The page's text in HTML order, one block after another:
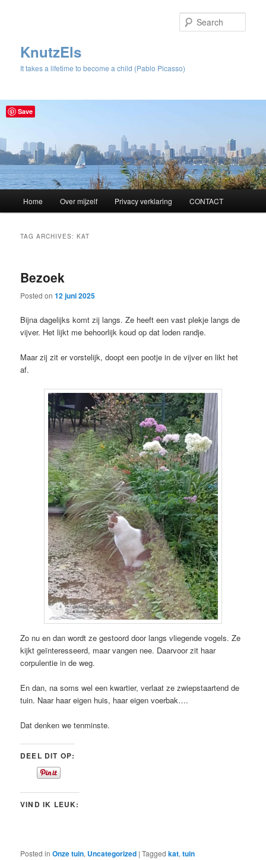
KnutzEls
It takes a lifetime to become a child (Pablo Picasso)
Skip
content
Skip
content
Home Over mijzelf Privacy verklaring CONTACT
TAG ARCHIVES:KAT
Bezoek
Posted on12 juni 2025
Bijna dagelijks komt zij langs. Ze heeft een vast plekje langs de
vijver. Het lijkt me behoorlijk koud op dat loden randje.
Maar zij zit er vorstelijk, doopt een pootje in de vijver en likt het
af.
Zo nu en dan wordt ze gestoord door langs vliegende vogels. Ze
kijkt geïnteresseerd, maar vangen nee. Daarvoor zit haar
corpulentie in de weg.
En dan, na soms wel een kwartier, verlaat ze zwiepstaartend de
tuin. Naar haar eigen huis, haar eigen voerbak….
Dat denken we tenminste.
DEEL DIT OP:
VIND IK LEUK:
Posted in Onze tuin, Uncategorized |Tagged kat,tuin
Save